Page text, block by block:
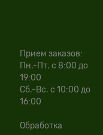
Прием заказов:
Пн.-Пт. с 8:00 до
19:00
Сб.-Вс. с 10:00 до
16:00
Обработка